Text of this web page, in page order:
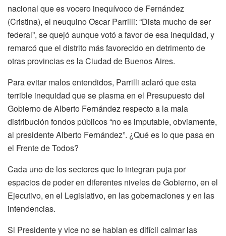
nacional que es vocero inequívoco de Fernández
(Cristina), el neuquino Oscar Parrilli: “Dista mucho de ser
federal”, se quejó aunque votó a favor de esa inequidad, y
remarcó que el distrito más favorecido en detrimento de
otras provincias es la Ciudad de Buenos Aires.
Para evitar malos entendidos, Parrilli aclaró que esta
terrible inequidad que se plasma en el Presupuesto del
Gobierno de Alberto Fernández respecto a la mala
distribución fondos públicos “no es imputable, obviamente,
al presidente Alberto Fernández”. ¿Qué es lo que pasa en
el Frente de Todos?
Cada uno de los sectores que lo integran puja por
espacios de poder en diferentes niveles de Gobierno, en el
Ejecutivo, en el Legislativo, en las gobernaciones y en las
intendencias.
Si Presidente y vice no se hablan es difícil calmar las